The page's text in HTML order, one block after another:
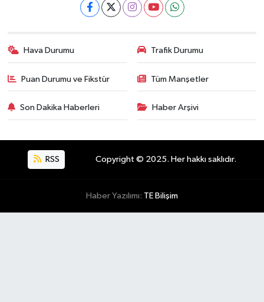
Hava Durumu Trafik Durumu
Puan Durumu ve Fikstür Tüm Manşetler
Son Dakika Haberleri Haber Arşivi
RSS Copyright © 2025. Her hakkı saklıdır.
Haber Yazılımı: TE Bilişim